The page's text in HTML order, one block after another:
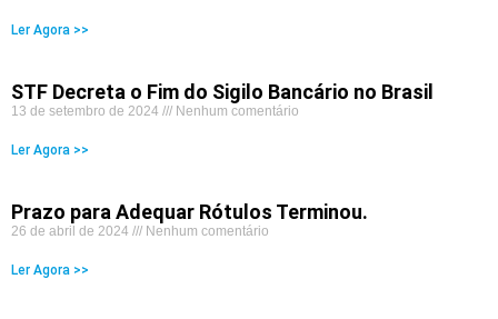
Ler Agora >>
STF Decreta o Fim do Sigilo Bancário no Brasil
13 de setembro de 2024 Nenhum comentário
Ler Agora >>
Prazo para Adequar Rótulos Terminou.
26 de abril de 2024 Nenhum comentário
Ler Agora >>